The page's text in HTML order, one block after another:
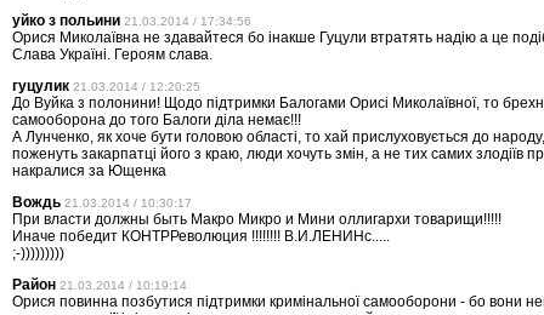
уйко з польини 21.03.2014 / 17:34:56
Орися Миколаївна не здавайтеся бо інакше Гуцули втратять надію а це
Слава Україні. Героям слава.
гуцулик 21.03.2014 / 12:20:25
До Вуйка з полонини! Щодо підтримки Балогами Орисі Миколаївної, то
самооборона до того Балоги діла немає!!!
А Лунченко, як хоче бути головою області, то хай прислуховується до
поженуть закарпатці його з краю, люди хочуть змін, а не тих самих злодіїв
накралися за Ющенка
Вождь 21.03.2014 / 10:30:17
При власти должны быть Макро Микро и Мини оллигархи товарищи!!!!!
Иначе победит КОНТРРеволюция !!!!!!!! В.И.ЛЕНИНс.....
;-)))))))))
Район 21.03.2014 / 10:19:14
Орися повинна позбутися пiдтримки кримінальної самооборони - бо вони